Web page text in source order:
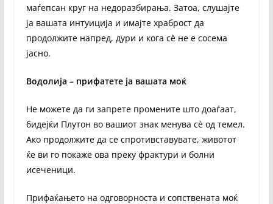
маѓепсан круг на недоразбирања. Затоа, слушајте
ја вашата интуиција и имајте храброст да
продолжите напред, дури и кога сè не е сосема
јасно.
Водолија – прифатете ја вашата моќ
Не можете да ги запрете промените што доаѓаат,
бидејќи Плутон во вашиот знак менува сè од темел.
Ако продолжите да се спротивставувате, животот
ќе ви го покаже ова преку фрактури и болни
исеченици.
Прифаќањето на одговорноста и сопствената моќ